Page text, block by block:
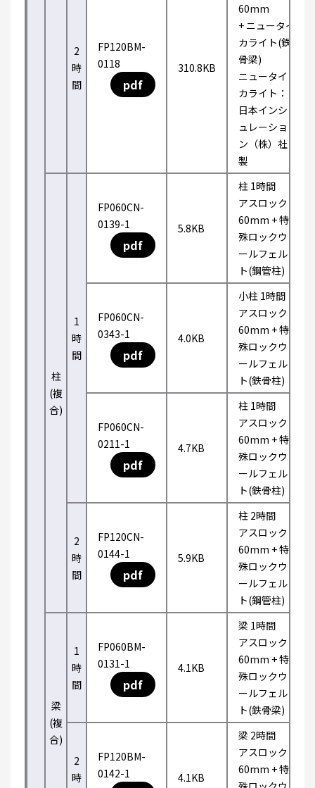
2
時
間
FP120BM-
0118
pdf
310.8KB
60mm
+ ニュータイ
カライト(鉄
骨梁)
ニュータイ
カライト：
日本インシ
ュレーショ
ン（株）社
製
柱
(複
合)
1
時
間
FP060CN-
0139-1
pdf
5.8KB
柱 1時間
アスロック
60mm + 特
殊ロックウ
ールフェル
ト(鋼管柱)
FP060CN-
0343-1
pdf
4.0KB
小柱 1時間
アスロック
60mm + 特
殊ロックウ
ールフェル
ト(鉄骨柱)
FP060CN-
0211-1
pdf
4.7KB
柱 1時間
アスロック
60mm + 特
殊ロックウ
ールフェル
ト(鉄骨柱)
2
時
間
FP120CN-
0144-1
pdf
5.9KB
柱 2時間
アスロック
60mm + 特
殊ロックウ
ールフェル
ト(鋼管柱)
梁
(複
合)
1
時
間
FP060BM-
0131-1
pdf
4.1KB
梁 1時間
アスロック
60mm + 特
殊ロックウ
ールフェル
ト(鉄骨梁)
2
時
FP120BM-
0142-1
4.1KB
梁 2時間
アスロック
60mm + 特